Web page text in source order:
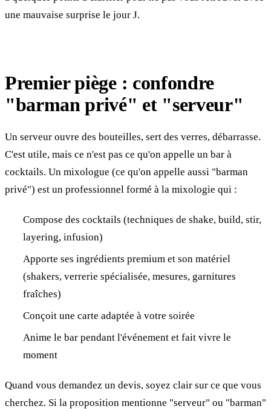
une mauvaise surprise le jour J.
Premier piège : confondre
"barman privé" et "serveur"
Un serveur ouvre des bouteilles, sert des verres, débarrasse.
C'est utile, mais ce n'est pas ce qu'on appelle un bar à
cocktails. Un mixologue (ce qu'on appelle aussi "barman
privé") est un professionnel formé à la mixologie qui :
Compose des cocktails (techniques de shake, build, stir,
layering, infusion)
Apporte ses ingrédients premium et son matériel
(shakers, verrerie spécialisée, mesures, garnitures
fraîches)
Conçoit une carte adaptée à votre soirée
Anime le bar pendant l'événement et fait vivre le
moment
Quand vous demandez un devis, soyez clair sur ce que vous
cherchez. Si la proposition mentionne "serveur" ou "barman"